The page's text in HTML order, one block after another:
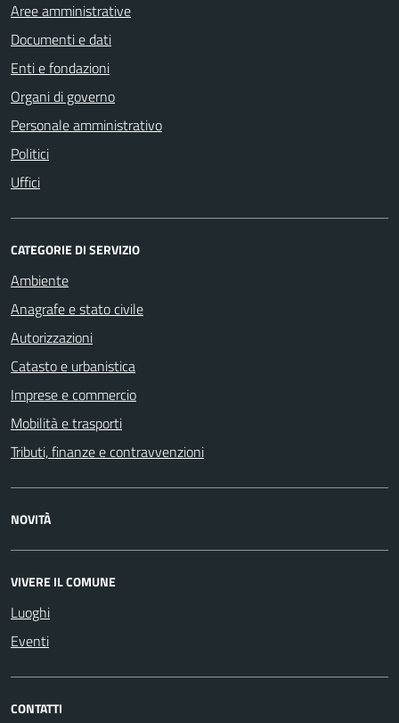
Aree amministrative
Documenti e dati
Enti e fondazioni
Organi di governo
Personale amministrativo
Politici
Uffici
CATEGORIE DI SERVIZIO
Ambiente
Anagrafe e stato civile
Autorizzazioni
Catasto e urbanistica
Imprese e commercio
Mobilità e trasporti
Tributi, finanze e contravvenzioni
NOVITÀ
VIVERE IL COMUNE
Luoghi
Eventi
CONTATTI